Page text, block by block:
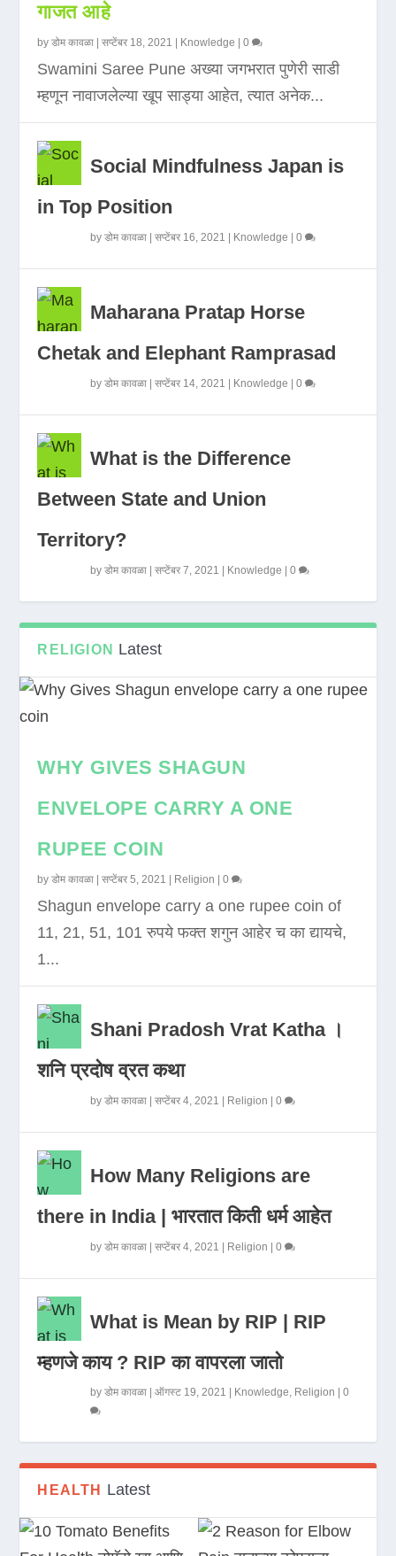
गाजत आहे
byडोम कावळा |सप्टेंबर 18, 2021 Knowledge |0
Swamini Saree Pune अख्या जगभरात पुणेरी साडी
म्हणून नावाजलेल्या खूप साड्या आहेत, त्यात अनेक...
Social Mindfulness Japan is
in Top Position
byडोम कावळा |सप्टेंबर 16, 2021 Knowledge |0
Maharana Pratap Horse
Chetak and Elephant Ramprasad
byडोम कावळा |सप्टेंबर 14, 2021 Knowledge |0
What is the Difference
Between State and Union
Territory?
byडोम कावळा |सप्टेंबर 7, 2021 Knowledge |0
RELIGION Latest
WHY GIVES SHAGUN
ENVELOPE CARRY A ONE
RUPEE COIN
byडोम कावळा |सप्टेंबर 5, 2021 Religion |0
Shagun envelope carry a one rupee coin of
11, 21, 51, 101 रुपये फक्त शगुन आहेर च का द्यायचे,
1...
Shani Pradosh Vrat Katha ।
शनि प्रदोष व्रत कथा
byडोम कावळा |सप्टेंबर 4, 2021 Religion |0
How Many Religions are
there in India | भारतात किती धर्म आहेत
byडोम कावळा |सप्टेंबर 4, 2021 Religion |0
What is Mean by RIP | RIP
म्हणजे काय ? RIP का वापरला जातो
byडोम कावळा |ऑगस्ट 19, 2021 Knowledge, Religion |0
HEALTH Latest